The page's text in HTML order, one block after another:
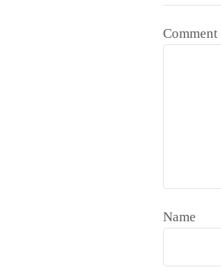
Comment
Name